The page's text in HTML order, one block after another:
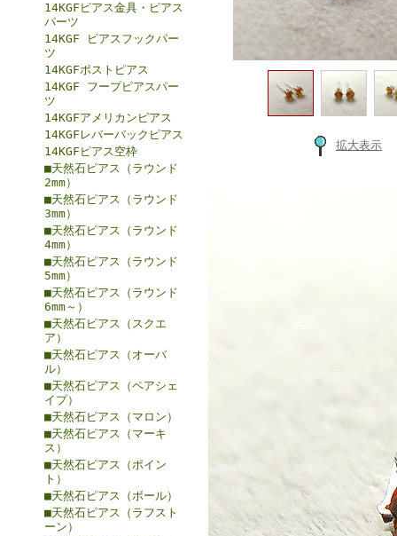
14KGFピアス金具・ピアス
パーツ
14KGF ピアスフックパー
ツ
14KGFポストピアス
14KGF フープピアスパー
ツ
14KGFアメリカンピアス
14KGFレバーバックピアス
14KGFピアス空枠
■天然石ピアス（ラウンド
2mm）
■天然石ピアス（ラウンド
3mm）
■天然石ピアス（ラウンド
4mm）
■天然石ピアス（ラウンド
5mm）
■天然石ピアス（ラウンド
6mm～）
■天然石ピアス（スクエ
ア）
■天然石ピアス（オーバ
ル）
■天然石ピアス（ペアシェ
イプ）
■天然石ピアス（マロン）
■天然石ピアス（マーキ
ス）
■天然石ピアス（ポイン
ト）
■天然石ピアス（ボール）
■天然石ピアス（ラフスト
ーン）
拡大表示